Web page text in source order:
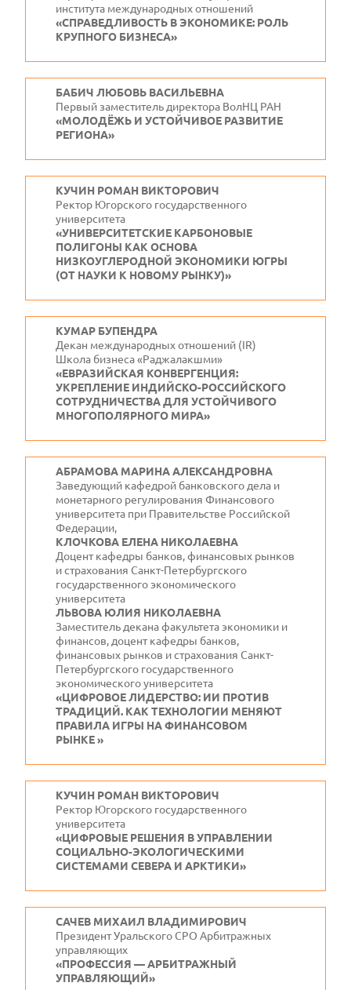
института международных отношений
«СПРАВЕДЛИВОСТЬ В ЭКОНОМИКЕ: РОЛЬ
КРУПНОГО БИЗНЕСА»
БАБИЧ ЛЮБОВЬ ВАСИЛЬЕВНА
Первый заместитель директора ВолНЦ РАН
«МОЛОДЁЖЬ И УСТОЙЧИВОЕ РАЗВИТИЕ
РЕГИОНА»
КУЧИН РОМАН ВИКТОРОВИЧ
Ректор Югорского государственного
университета
«УНИВЕРСИТЕТСКИЕ КАРБОНОВЫЕ
ПОЛИГОНЫ КАК ОСНОВА
НИЗКОУГЛЕРОДНОЙ ЭКОНОМИКИ ЮГРЫ
(ОТ НАУКИ К НОВОМУ РЫНКУ)»
КУМАР БУПЕНДРА
Декан международных отношений (IR)
Школа бизнеса «Раджалакшми»
«ЕВРАЗИЙСКАЯ КОНВЕРГЕНЦИЯ:
УКРЕПЛЕНИЕ ИНДИЙСКО-РОССИЙСКОГО
СОТРУДНИЧЕСТВА ДЛЯ УСТОЙЧИВОГО
МНОГОПОЛЯРНОГО МИРА»
АБРАМОВА МАРИНА АЛЕКСАНДРОВНА
Заведующий кафедрой банковского дела и
монетарного регулирования Финансового
университета при Правительстве Российской
Федерации,
КЛОЧКОВА ЕЛЕНА НИКОЛАЕВНА
Доцент кафедры банков, финансовых рынков
и страхования Санкт-Петербургского
государственного экономического
университета
ЛЬВОВА ЮЛИЯ НИКОЛАЕВНА
Заместитель декана факультета экономики и
финансов, доцент кафедры банков,
финансовых рынков и страхования Санкт-
Петербургского государственного
экономического университета
«ЦИФРОВОЕ ЛИДЕРСТВО: ИИ ПРОТИВ
ТРАДИЦИЙ. КАК ТЕХНОЛОГИИ МЕНЯЮТ
ПРАВИЛА ИГРЫ НА ФИНАНСОВОМ
РЫНКЕ »
КУЧИН РОМАН ВИКТОРОВИЧ
Ректор Югорского государственного
университета
«ЦИФРОВЫЕ РЕШЕНИЯ В УПРАВЛЕНИИ
СОЦИАЛЬНО-ЭКОЛОГИЧЕСКИМИ
СИСТЕМАМИ СЕВЕРА И АРКТИКИ»
САЧЕВ МИХАИЛ ВЛАДИМИРОВИЧ
Президент Уральского СРО Арбитражных
управляющих
«ПРОФЕССИЯ — АРБИТРАЖНЫЙ
УПРАВЛЯЮЩИЙ»